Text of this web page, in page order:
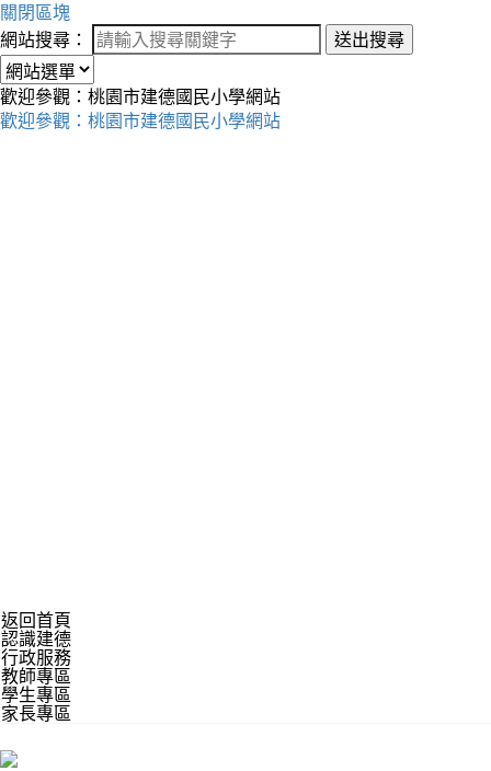
關閉區塊
網站搜尋：
送出搜尋
歡迎參觀：桃園市建德國民小學網站
歡迎參觀：桃園市建德國民小學網站
返回首頁
認識建德
行政服務
教師專區
學生專區
家長專區